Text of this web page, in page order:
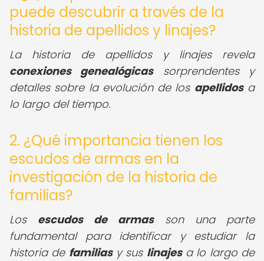
puede descubrir a través de la
historia de apellidos y linajes?
La historia de apellidos y linajes revela
conexiones genealógicassorprendentes y
detalles sobre la evolución de los apellidosa
lo largo del tiempo.
2. ¿Qué importancia tienen los
escudos de armas en la
investigación de la historia de
familias?
Los escudos de armasson una parte
fundamental para identificar y estudiar la
historia de familiasy sus linajesa lo largo de